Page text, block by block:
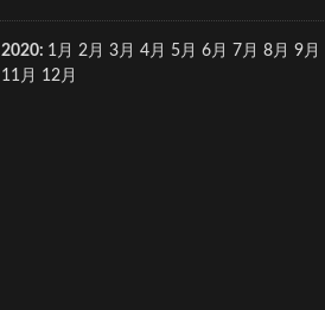
2020: 1月 2月 3月 4月 5月 6月 7月 8月 9月
11月
12月